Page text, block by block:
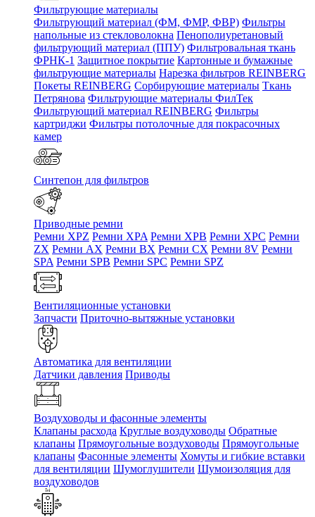
Фильтрующие материалы
Фильтрующий материал (ФМ, ФМР, ФВР) Фильтры
напольные из стекловолокна Пенополиуретановый
фильтрующий материал (ППУ) Фильтровальная ткань
ФРНК-1 Защитное покрытие Картонные и бумажные
фильтрующие материалы Нарезка фильтров REINBERG
Покеты REINBERG Сорбирующие материалы Ткань
Петрянова Фильтрующие материалы ФилТек
Фильтрующий материал REINBERG Фильтры
картриджи Фильтры потолочные для покрасочных
камер
Синтепон для фильтров
Приводные ремни
Ремни XPZ Ремни XPA Ремни XPB Ремни XPC Ремни
ZX Ремни AX Ремни BX Ремни CX Ремни 8V Ремни
SPA Ремни SPB Ремни SPC Ремни SPZ
Вентиляционные установки
Запчасти Приточно-вытяжные установки
Автоматика для вентиляции
Датчики давления Приводы
Воздуховоды и фасонные элементы
Клапаны расхода Круглые воздуховоды Обратные
клапаны Прямоугольные воздуховоды Прямоугольные
клапаны Фасонные элементы Хомуты и гибкие вставки
для вентиляции Шумоглушители Шумоизоляция для
воздуховодов